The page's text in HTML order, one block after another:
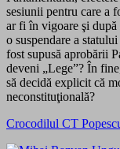
sesiunii pentru care a
ar fi în vigoare şi după
o suspendare a
fost supusă aprobării
deveni „Lege”? În
să decidă explicit că
neconstituţională?
Crocodilul CT